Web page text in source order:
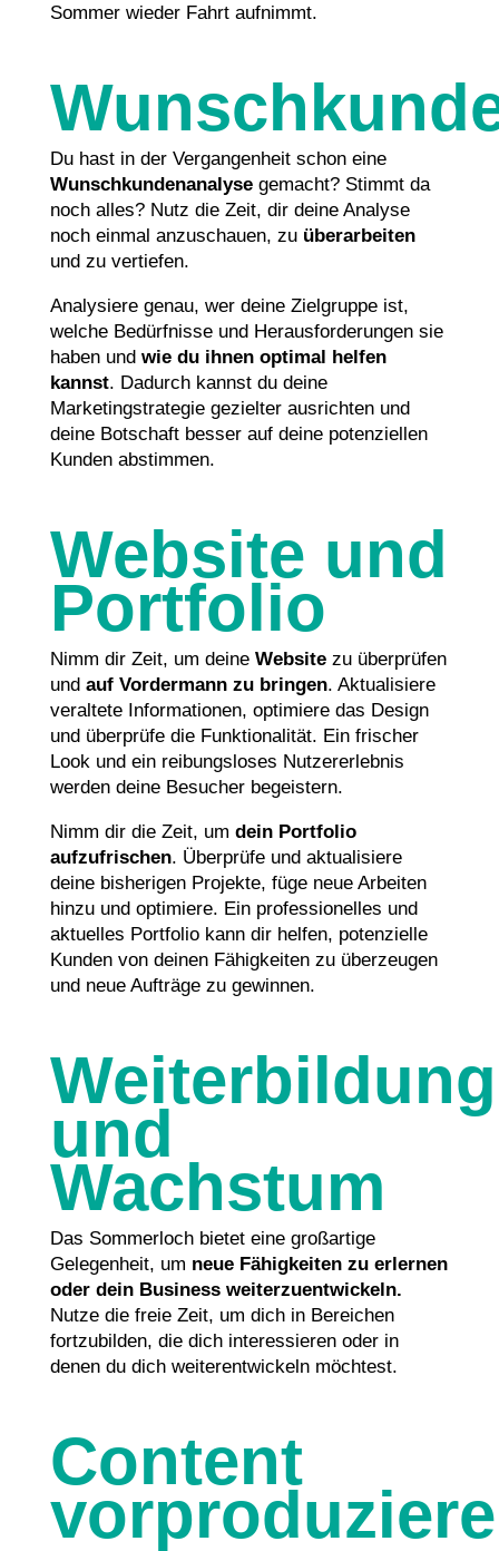
Sommer wieder Fahrt aufnimmt.
Du hast in der Vergangenheit schon eine
Wunschkundenanalysegemacht? Stimmt da
noch alles? Nutz die Zeit, dir deine Analyse
noch einmal anzuschauen, zu überarbeiten
und zu vertiefen.
Analysiere genau, wer deine Zielgruppe ist,
welche Bedürfnisse und Herausforderungen sie
haben und wie du ihnen optimal helfen
kannst. Dadurch kannst du deine
Marketingstrategie gezielter ausrichten und
deine Botschaft besser auf deine potenziellen
Kunden abstimmen.
Website und
Portfolio
Nimm dir Zeit, um deine Websitezu überprüfen
und auf Vordermann zu bringen. Aktualisiere
veraltete Informationen, optimiere das Design
und überprüfe die Funktionalität. Ein frischer
Look und ein reibungsloses Nutzererlebnis
werden deine Besucher begeistern.
Nimm dir die Zeit, um dein Portfolio
aufzufrischen. Überprüfe und aktualisiere
deine bisherigen Projekte, füge neue Arbeiten
hinzu und optimiere. Ein professionelles und
aktuelles Portfolio kann dir helfen, potenzielle
Kunden von deinen Fähigkeiten zu überzeugen
und neue Aufträge zu gewinnen.
Weiterbildung
und
Wachstum
Das Sommerloch bietet eine großartige
Gelegenheit, um neue Fähigkeiten zu erlernen
oder dein Business weiterzuentwickeln.
Nutze die freie Zeit, um dich in Bereichen
fortzubilden, die dich interessieren oder in
denen du dich weiterentwickeln möchtest.
Content